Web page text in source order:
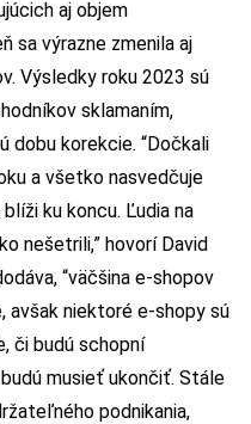
aj objem
sa výrazne zmenila aj
Výsledky roku 2023 sú
sklamaním,
dobu korekcie. “Dočkali
a všetko nasvedčuje
ku koncu. Ľudia na
nešetrili,” hovorí David
“väčšina e-shopov
avšak niektoré e-shopy sú
či budú schopní
musieť ukončiť. Stále
podnikania,